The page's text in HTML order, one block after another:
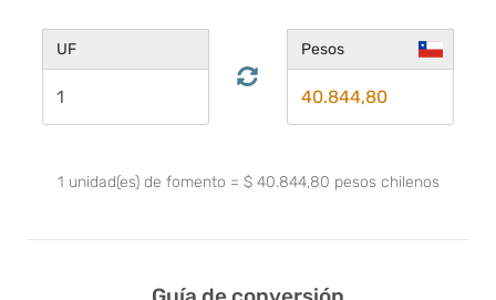
UF Pesos
1 unidad(es) de fomento = $ 40.844,80 pesos chilenos